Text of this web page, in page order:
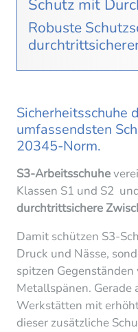
Schutz mit
Robuste
Sicherheitsschuhe
umfassendsten
20345-Norm.
S3-Arbeitsschuhe
Klassen S1 und S2
durchtrittsichere
Damit schützen S3-
Druck und Nässe,
spitzen
Metallspänen. Gerade
Werkstätten mit
dieser zusätzliche